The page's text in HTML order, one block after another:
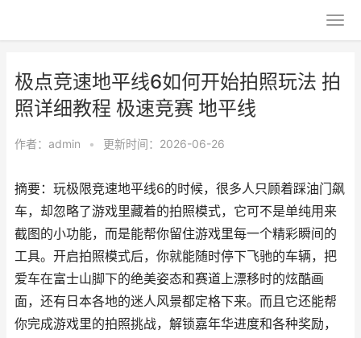
极点竞速地平线6如何开始拍照玩法 拍
照详细教程 极速竞赛 地平线
作者： admin • 更新时间：2026-06-26
摘要：玩极限竞速地平线6的时候，很多人只顾着踩油门飙
车，却忽略了游戏里藏着的拍照模式，它可不是单纯用来
截图的小功能，而是能帮你留住游戏里每一个精彩瞬间的
工具。开启拍照模式后，你就能随时停下飞驰的车辆，把
爱车在富士山脚下的绝美姿态和赛道上漂移时的炫酷画
面，还有日本各地的迷人风景都定格下来。而且它还能帮
你完成游戏里的拍照挑战，解锁嘉年华进度和各种奖励，